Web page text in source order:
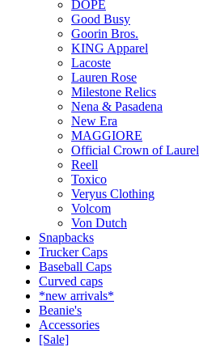
DOPE
Good Busy
Goorin Bros.
KING Apparel
Lacoste
Lauren Rose
Milestone Relics
Nena & Pasadena
New Era
MAGGIORE
Official Crown of Laurel
Reell
Toxico
Veryus Clothing
Volcom
Von Dutch
Snapbacks
Trucker Caps
Baseball Caps
Curved caps
*new arrivals*
Beanie's
Accessories
[Sale]